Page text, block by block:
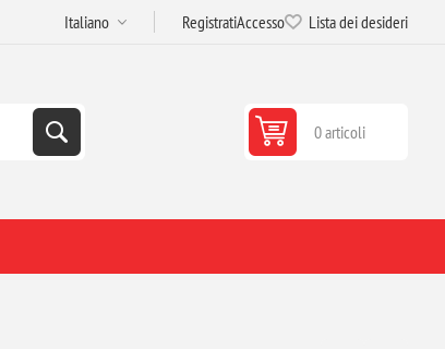
RegistratiAccesso Lista dei desideri
0 articoli